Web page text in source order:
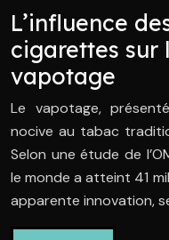
L’influence
cigarettes sur
vapotage
Le vapotage,
nocive au tabac
Selon une étude de
le monde a atteint 41
apparente innovation,